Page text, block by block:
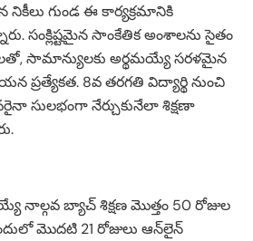
గుండ ఈ కార్యక్రమానికి
సంక్లిష్టమైన సాంకేతిక అంశాలను సైతం
సామాన్యులకు అర్థమయ్యే సరళమైన
ప్రత్యేకత. 8వ తరగతి విద్యార్థి నుంచి
సులభంగా నేర్చుకునేలా శిక్షణా
నాల్గవ బ్యాచ్ శిక్షణ మొత్తం 50 రోజుల
మొదటి 21 రోజులు ఆన్‌లైన్‌